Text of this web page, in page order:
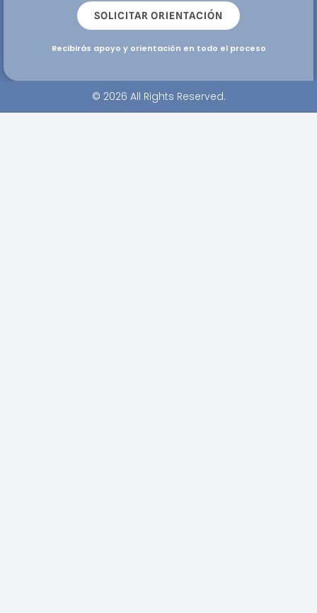
SOLICITAR ORIENTACIÓN
Recibirás apoyo y orientación en todo el proceso
© 2026 All Rights Reserved.